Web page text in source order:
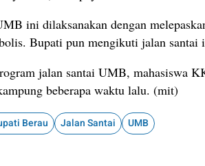
ini dilaksanakan dengan
Bupati pun mengikuti jalan
jalan santai UMB, mahasiswa
beberapa waktu lalu. (mit)
Berau Jalan Santai UMB